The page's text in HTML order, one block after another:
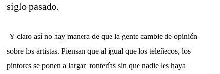
siglo pasado.
Y claro así no hay manera de que la gente cambie de opinión
sobre los artistas. Piensan que al igual que los teleñecos, los
pintores se ponen a largar tonterías sin que nadie les haya